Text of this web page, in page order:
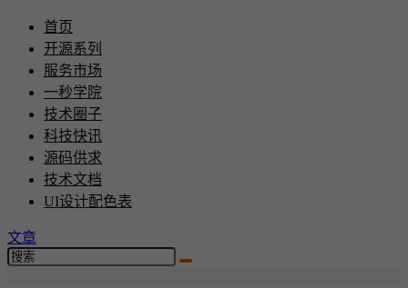
首页
开源系列
服务市场
一秒学院
技术圈子
科技快讯
源码供求
技术文档
UI设计配色表
文章